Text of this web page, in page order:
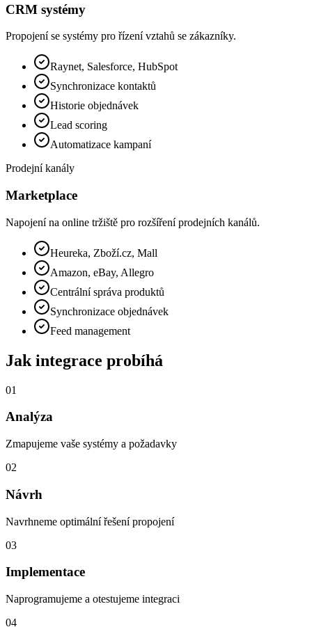
CRM systémy
Propojení se systémy pro řízení vztahů se zákazníky.
Raynet, Salesforce, HubSpot
Synchronizace kontaktů
Historie objednávek
Lead scoring
Automatizace kampaní
Prodejní kanály
Marketplace
Napojení na online tržiště pro rozšíření prodejních kanálů.
Heureka, Zboží.cz, Mall
Amazon, eBay, Allegro
Centrální správa produktů
Synchronizace objednávek
Feed management
Jak integrace probíhá
01
Analýza
Zmapujeme vaše systémy a požadavky
02
Návrh
Navrhneme optimální řešení propojení
03
Implementace
Naprogramujeme a otestujeme integraci
04